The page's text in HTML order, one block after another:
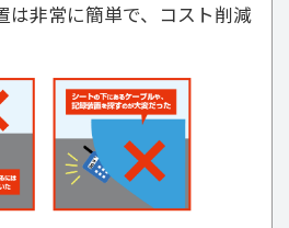
は非常に簡単で、コスト削減